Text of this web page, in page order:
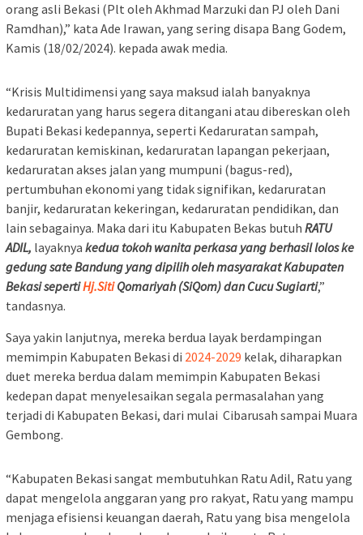
orang asli Bekasi (Plt oleh Akhmad Marzuki dan PJ oleh Dani
Ramdhan),” kata Ade Irawan, yang sering disapa Bang Godem,
Kamis (18/02/2024). kepada awak media.
“Krisis Multidimensi yang saya maksud ialah banyaknya
kedaruratan yang harus segera ditangani atau dibereskan oleh
Bupati Bekasi kedepannya, seperti Kedaruratan sampah,
kedaruratan kemiskinan, kedaruratan lapangan pekerjaan,
kedaruratan akses jalan yang mumpuni (bagus-red),
pertumbuhan ekonomi yang tidak signifikan, kedaruratan
banjir, kedaruratan kekeringan, kedaruratan pendidikan, dan
lain sebagainya. Maka dari itu Kabupaten Bekas butuh RATU
ADIL, layaknya kedua tokoh wanita perkasa yang berhasil lolos ke
gedung sate Bandung yang dipilih oleh masyarakat Kabupaten
Bekasi sepertiHj.SitiQomariyah (SiQom) dan Cucu Sugiarti,”
tandasnya.
Saya yakin lanjutnya, mereka berdua layak berdampingan
memimpin Kabupaten Bekasi di 2024-2029 kelak, diharapkan
duet mereka berdua dalam memimpin Kabupaten Bekasi
kedepan dapat menyelesaikan segala permasalahan yang
terjadi di Kabupaten Bekasi, dari mulai Cibarusah sampai Muara
Gembong.
“Kabupaten Bekasi sangat membutuhkan Ratu Adil, Ratu yang
dapat mengelola anggaran yang pro rakyat, Ratu yang mampu
menjaga efisiensi keuangan daerah, Ratu yang bisa mengelola